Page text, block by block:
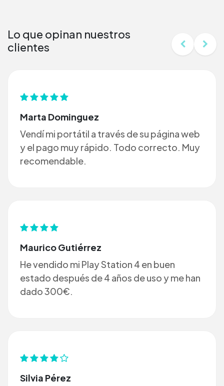
Lo que opinan nuestros
clientes
Marta Dominguez
Vendí mi portátil a través de su página web
y el pago muy rápido. Todo correcto. Muy
recomendable.
Maurico Gutiérrez
He vendido mi Play Station 4 en buen
estado después de 4 años de uso y me han
dado 300€.
Silvia Pérez